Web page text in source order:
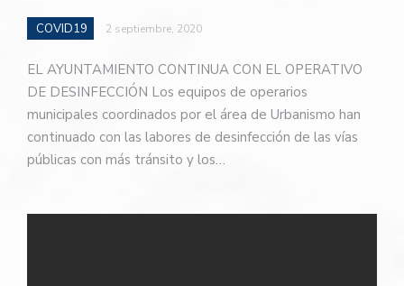
COVID19 2 septiembre, 2020
EL AYUNTAMIENTO CONTINUA CON EL OPERATIVO
DE DESINFECCIÓN Los equipos de operarios
municipales coordinados por el área de Urbanismo han
continuado con las labores de desinfección de las vías
públicas con más tránsito y los…